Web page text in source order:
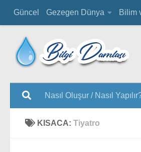
Güncel Gezegen Dünya Bilim
Nasıl Oluşur / Nasıl
KISACA: Tiyatro